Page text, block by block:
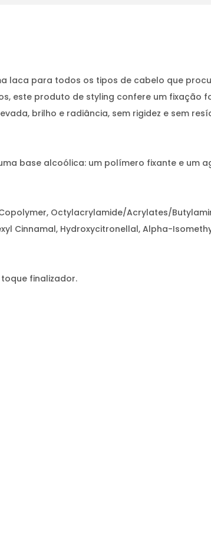
laca para todos os tipos de cabelo que
este produto de styling confere um
brilho e radiância, sem rigidez e sem
numa base alcoólica: um polímero fixante e
Octylacrylamide/Acrylates/
Cinnamal, Hydroxycitronellal, Alpha-
finalizador.